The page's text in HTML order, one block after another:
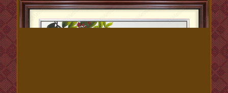
Mã sản phẩm:
Kích thước:
Giá: